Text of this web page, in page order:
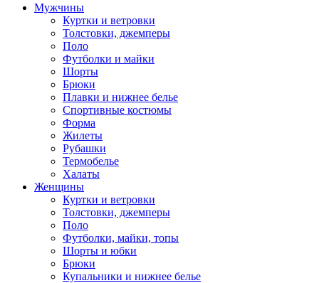
Мужчины
Куртки и ветровки
Толстовки, джемперы
Поло
Футболки и майки
Шорты
Брюки
Плавки и нижнее белье
Спортивные костюмы
Форма
Жилеты
Рубашки
Термобелье
Халаты
Женщины
Куртки и ветровки
Толстовки, джемперы
Поло
Футболки, майки, топы
Шорты и юбки
Брюки
Купальники и нижнее белье